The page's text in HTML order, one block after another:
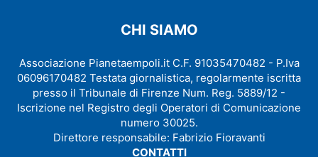
CHI SIAMO
Associazione Pianetaempoli.it C.F. 91035470482 - P.Iva
06096170482 Testata giornalistica, regolarmente iscritta
presso il Tribunale di Firenze Num. Reg. 5889/12 -
Iscrizione nel Registro degli Operatori di Comunicazione
numero 30025.
Direttore responsabile: Fabrizio Fioravanti
CONTATTI